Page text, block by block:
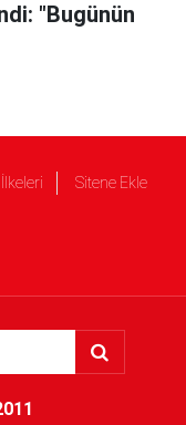
"Bugünün
Sitene Ekle